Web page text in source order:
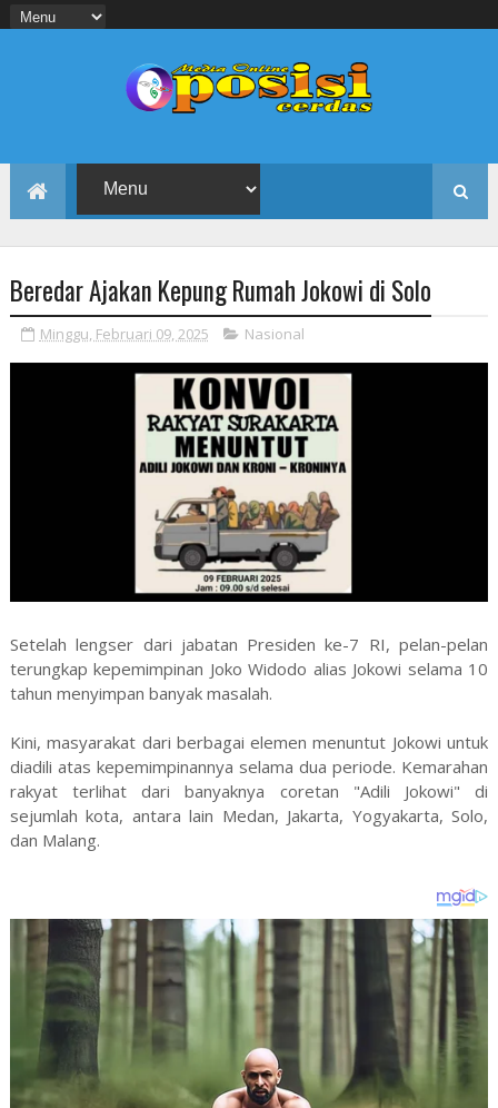
Beredar Ajakan Kepung Rumah Jokowi di Solo
Minggu, Februari 09, 2025 Nasional
Setelah lengser dari jabatan Presiden ke-7 RI, pelan-pelan
terungkap kepemimpinan Joko Widodo alias Jokowi selama 10
tahun menyimpan banyak masalah.
Kini, masyarakat dari berbagai elemen menuntut Jokowi untuk
diadili atas kepemimpinannya selama dua periode. Kemarahan
rakyat terlihat dari banyaknya coretan "Adili Jokowi" di
sejumlah kota, antara lain Medan, Jakarta, Yogyakarta, Solo,
dan Malang.